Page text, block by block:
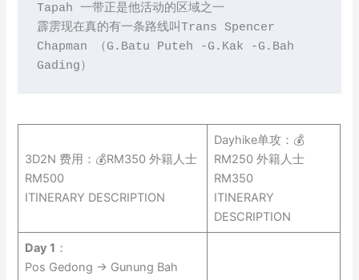
Tapah 一带正是他活动的区域之一
霹雳现在真的有一条路线叫Trans Spencer
Chapman （G.Batu Puteh -G.Kak -G.Bah
Gading）
3D2N 费用：💰RM350 外籍人士
RM500
ITINERARY DESCRIPTION
Dayhike单攻：💰
RM250 外籍人士
RM350
ITINERARY
DESCRIPTION
Day 1 ：
Pos Gedong → Gunung Bah